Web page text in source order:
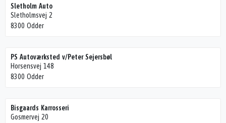
Sletholm Auto
Sletholmsvej 2
8300 Odder
PS Autoværksted v/Peter Sejersbøl
Horsensvej 148
8300 Odder
Bisgaards Karrosseri
Gosmervej 20